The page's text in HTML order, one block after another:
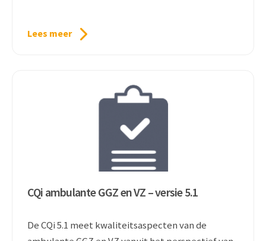
Lees meer
CQi ambulante GGZ en VZ – versie 5.1
De CQi 5.1 meet kwaliteitsaspecten van de